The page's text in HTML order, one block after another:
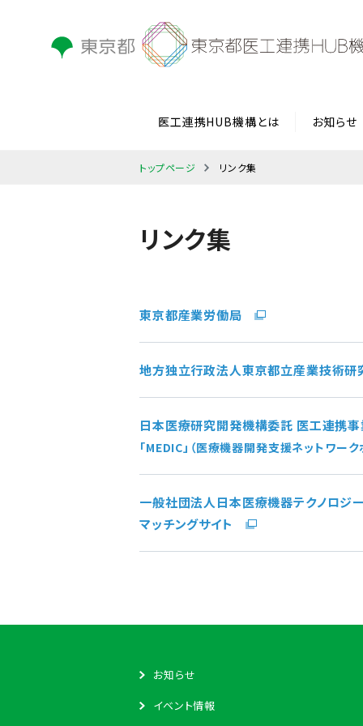
医工連携HUB機構とは お知らせ
トップページ リンク集
リンク集
東京都産業労働局
地方独立行政法人東京都立産業技術研
日本医療研究開発機構委託 医工連携
「MEDIC」（医療機器開発支援ネットワーク
一般社団法人日本医療機器テクノロジ
マッチングサイト
お知らせ
イベント情報